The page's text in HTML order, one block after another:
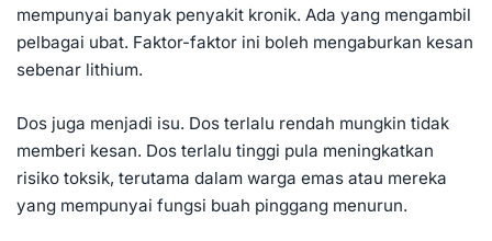
mempunyai banyak penyakit kronik. Ada yang mengambil
pelbagai ubat. Faktor-faktor ini boleh mengaburkan kesan
sebenar lithium.
Dos juga menjadi isu. Dos terlalu rendah mungkin tidak
memberi kesan. Dos terlalu tinggi pula meningkatkan
risiko toksik, terutama dalam warga emas atau mereka
yang mempunyai fungsi buah pinggang menurun.